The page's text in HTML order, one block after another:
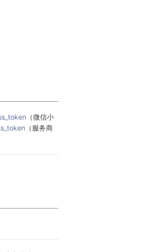
（微信小
（服务商